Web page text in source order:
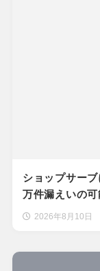
ショップサー
万件漏えいの可
2026年8月10日